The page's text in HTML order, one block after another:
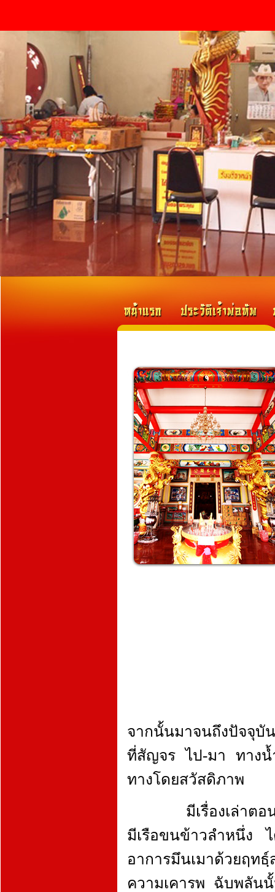
จากนั้นมาจนถึงปัจจุบั
ที่สัญจร ไป-มา ทางน้
ทางโดยสวัสดิภาพ
มีเรื่องเล่าตอน
มีเรือขนข้าวลำหนึ่ง
อาการมึนเมาด้วยฤท
ความเคารพ ฉับพลันนั้